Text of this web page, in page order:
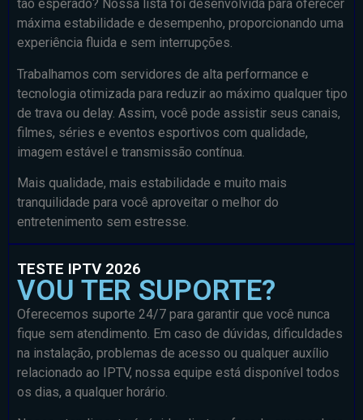
tão esperado? Nossa lista foi desenvolvida para oferecer
máxima estabilidade e desempenho, proporcionando uma
experiência fluida e sem interrupções.
Trabalhamos com servidores de alta performance e
tecnologia otimizada para reduzir ao máximo qualquer tipo
de trava ou delay. Assim, você pode assistir seus canais,
filmes, séries e eventos esportivos com qualidade,
imagem estável e transmissão contínua.
Mais qualidade, mais estabilidade e muito mais
tranquilidade para você aproveitar o melhor do
entretenimento sem estresse.
TESTE IPTV 2026
VOU TER SUPORTE?
Oferecemos suporte 24/7 para garantir que você nunca
fique sem atendimento. Em caso de dúvidas, dificuldades
na instalação, problemas de acesso ou qualquer auxílio
relacionado ao IPTV, nossa equipe está disponível todos
os dias, a qualquer horário.